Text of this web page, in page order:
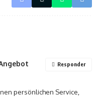
persönlichen Service,
Responder